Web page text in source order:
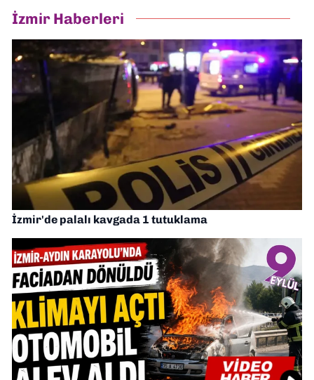
İzmir Haberleri
İzmir'de palalı kavgada 1 tutuklama